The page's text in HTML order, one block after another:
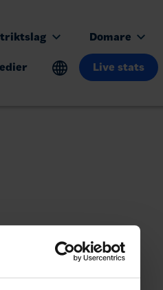
Domare
Live stats